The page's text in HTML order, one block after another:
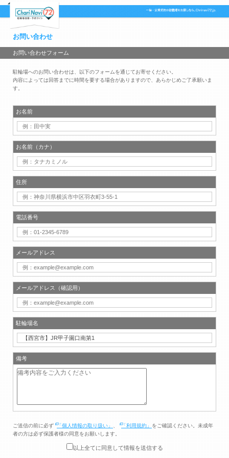
お問い合わせ
お問い合わせフォーム
駐輪場へのお問い合わせは、以下のフォームを通じてお寄せください。
内容によっては回答までに時間を要する場合がありますので、あらかじめご了承願いま
す。
お名前
お名前（カナ）
住所
電話番号
メールアドレス
メールアドレス（確認用）
駐輪場名
備考
ご送信の前に必ず 「個人情報の取り扱い」 「利用規約」 をご確認ください。未成年
者の方は必ず保護者様の同意をお願いします。
以上全てに同意して情報を送信する